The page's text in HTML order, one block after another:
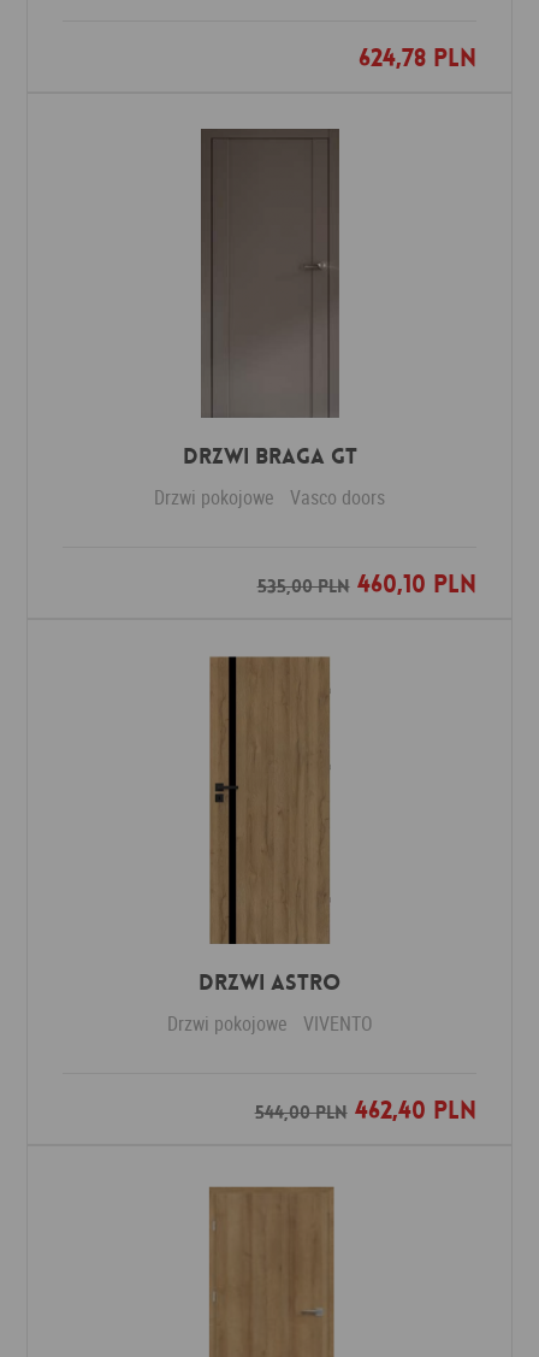
624,78 PLN
Dodaj do ulubionych
Drzwi Braga GT
Drzwi pokojowe Vasco doors
535,00 PLN460,10 PLN
Dodaj do ulubionych
Drzwi ASTRO
Drzwi pokojowe VIVENTO
544,00 PLN462,40 PLN
Dodaj do ulubionych